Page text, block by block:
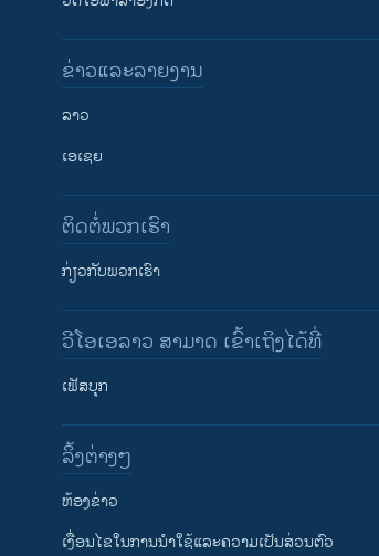
ຊີວິດຊາວລາວ
ຊຸມຊົນຊາວລາວ
ວິທະຍາສາດ-ເທັກໂນໂລຈີ
ທຸລະກິດ
ພາສາອັງກິດ
ລາຍການກະຈາຍສຽງ
ຕິດຕາມພວກເຮົາ ທີ່
ຂ່າວແລະລາຍງານ
ລາວ
ເອເຊຍ
ຕິດຕໍ່ພວກເຮົາ
ກ່ຽວກັບພວກເຮົາ
ວີໂອເອລາວ ສາມາດ ເຂົ້າເຖິງໄດ້ທີ່
ເຟັສບຸກ
​ລິ້ງ​ຕ່າງໆ
​ຫ້ອງ​ຂ່າວ
​ເງື່ອນ​ໄຂ​ໃນ​ການ​ນຳ​ໃຊ້​ແລະຄວາມ​ເປັນ​ສ່​ວນ​ຕົວ